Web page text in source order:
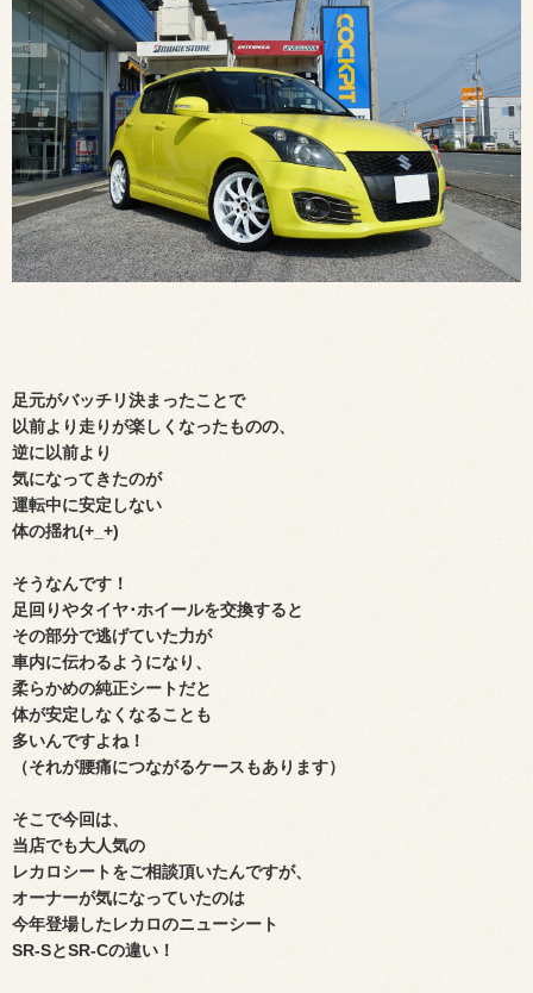
足元がバッチリ決まったことで
以前より走りが楽しくなったものの、
逆に以前より
気になってきたのが
運転中に安定しない
体の揺れ(+_+)
そうなんです！
足回りやタイヤ･ホイールを交換すると
その部分で逃げていた力が
車内に伝わるようになり、
柔らかめの純正シートだと
体が安定しなくなることも
多いんですよね！
（それが腰痛につながるケースもあります）
そこで今回は、
当店でも大人気の
レカロシートをご相談頂いたんですが、
オーナーが気になっていたのは
今年登場したレカロのニューシート
SR-SとSR-Cの違い！